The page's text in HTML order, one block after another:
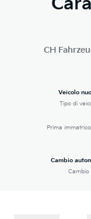
CH
Veicolo
Tipo di
Prima
Cambio
Cambio